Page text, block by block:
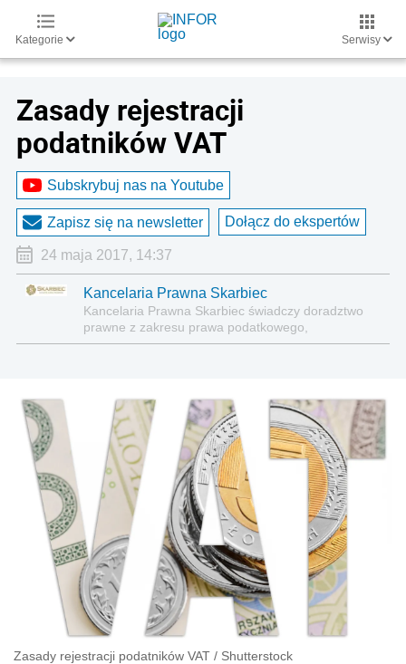
Kategorie Serwisy
Zasady rejestracji
podatników VAT
Subskrybuj nas na Youtube
Zapisz się na newsletter Dołącz do ekspertów
24 maja 2017, 14:37
Kancelaria Prawna Skarbiec
Kancelaria Prawna Skarbiec świadczy doradztwo
prawne z zakresu prawa podatkowego,
gospodarczego, cywilnego i karnego.
Zasady rejestracji podatników VAT / Shutterstock